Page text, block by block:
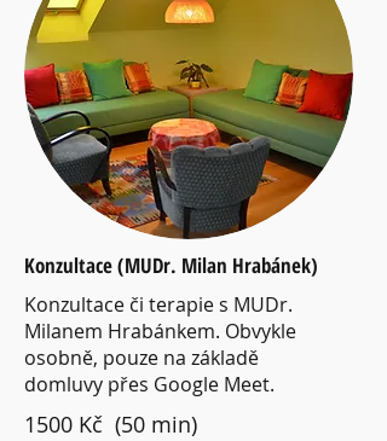
Konzultace (MUDr. Milan Hrabánek)
Konzultace či terapie s MUDr.
Milanem Hrabánkem. Obvykle
osobně, pouze na základě
domluvy přes Google Meet.
1500 Kč (50 min)